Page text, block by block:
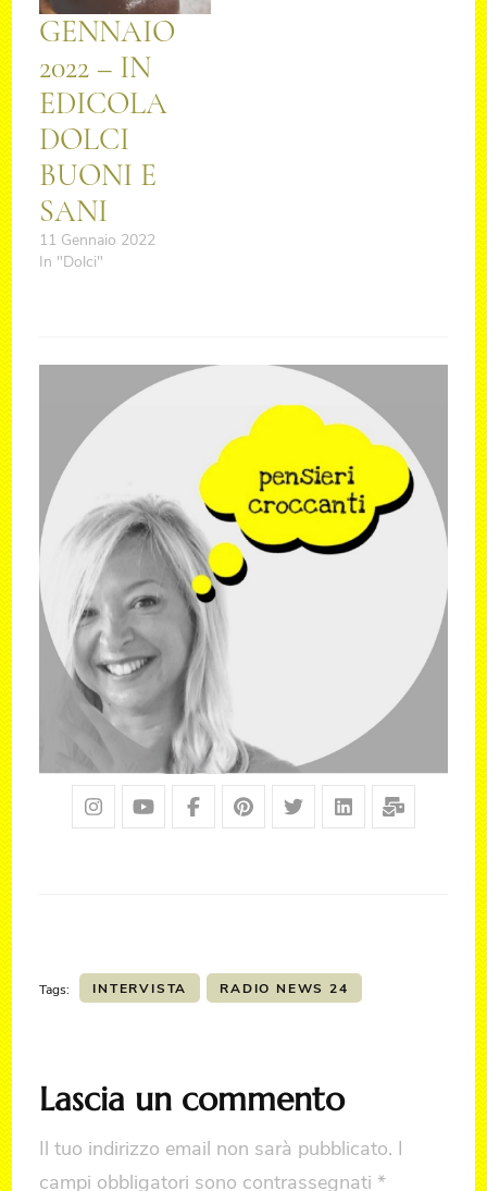
GENNAIO
2022 – IN
EDICOLA
DOLCI
BUONI E
SANI
11 Gennaio 2022
In "Dolci"
Tags: INTERVISTA RADIO NEWS 24
Lascia un commento
Il tuo indirizzo email non sarà pubblicato. I
campi obbligatori sono contrassegnati*